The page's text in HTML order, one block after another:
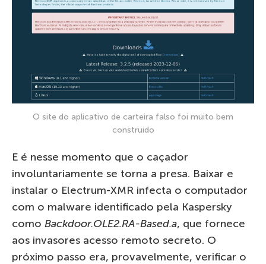
O site do aplicativo de carteira falso foi muito bem
construído
E é nesse momento que o caçador
involuntariamente se torna a presa. Baixar e
instalar o Electrum-XMR infecta o computador
com o malware identificado pela Kaspersky
como Backdoor.OLE2.RA-Based.a, que fornece
aos invasores acesso remoto secreto. O
próximo passo era, provavelmente, verificar o